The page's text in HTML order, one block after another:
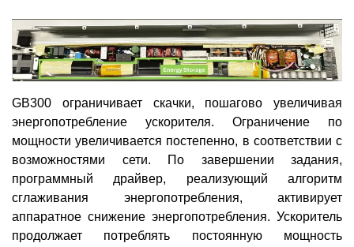
GB300 ограничивает скачки, пошагово увеличивая
энергопотребление ускорителя. Ограничение по
мощности увеличивается постепенно, в соответствии с
возможностями сети. По завершении задания,
программный драйвер, реализующий алгоритм
сглаживания энергопотребления, активирует
аппаратное снижение энергопотребления. Ускоритель
продолжает потреблять постоянную мощность